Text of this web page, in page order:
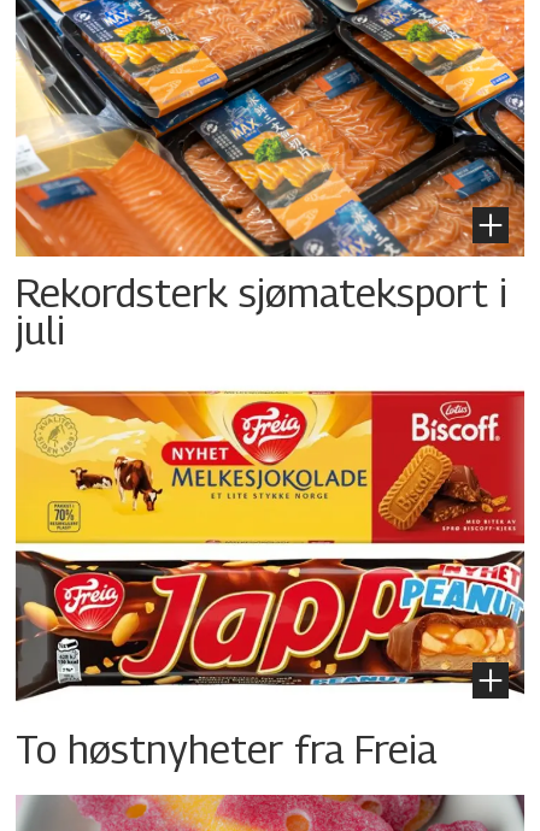
Rekordsterk sjømateksport i
juli
To høstnyheter fra Freia